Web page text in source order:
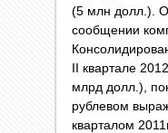
(5 млн долл.).
сообщении
II квартале
млрд долл.),
рублевом
кварталом